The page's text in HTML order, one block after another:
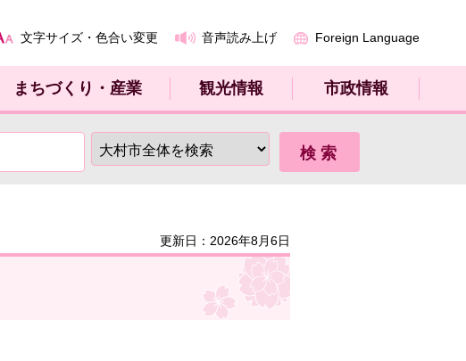
文字サイズ・色合い変更 音声読み上げ Foreign Language
まちづくり・産業 観光情報 市政情報
更新日：2026年8月6日